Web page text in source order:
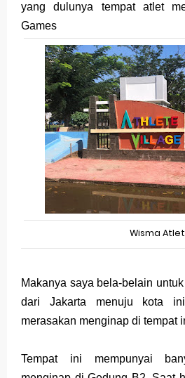
yang dulunya tempat atlet
Games
Wisma Atlet
Makanya saya bela-belain
dari Jakarta menuju kota
merasakan menginap di tempat
Tempat ini mempunyai